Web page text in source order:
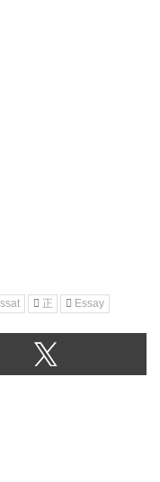
正 Essay